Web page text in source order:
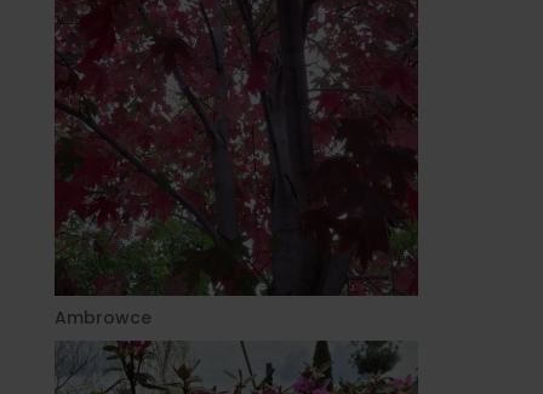
Ambrowce